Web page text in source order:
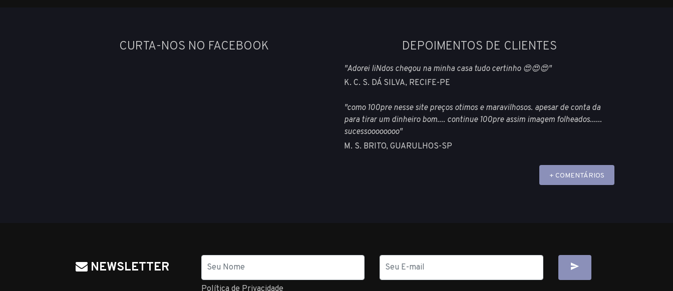
CURTA-NOS NO FACEBOOK DEPOIMENTOS DE CLIENTES
"Adorei liNdos chegou na minha casa tudo certinho 😍😍😍"
K. C. S. DÁ SILVA, RECIFE-PE
"como 100pre nesse site preços otimos e maravilhosos. apesar de conta da
para tirar um dinheiro bom.... continue 100pre assim imagem folheados......
sucessoooooooo"
M. S. BRITO, GUARULHOS-SP
+ COMENTÁRIOS
NEWSLETTER
mail